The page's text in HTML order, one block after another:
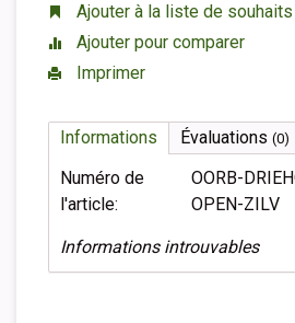
Ajouter à la liste de souhaits
Ajouter pour comparer
Imprimer
Informations Évaluations (0)
Numéro de
l'article:
OORB-
OPEN-ZILV
Informations introuvables